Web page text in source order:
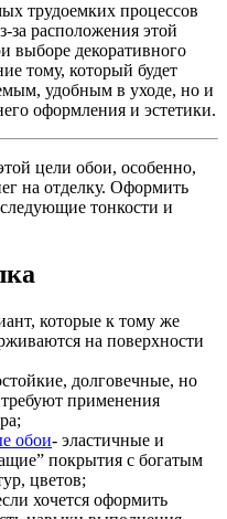
трудоемких процессов
за расположения этой
выборе декоративного
тому, который будет
удобным в уходе, но и
оформления и эстетики.
цели обои, особенно,
на отделку. Оформить
тонкости и
которые к тому же
на поверхности
долговечные, но
применения
обои- эластичные и
покрытия с богатым
цветов;
хочется оформить